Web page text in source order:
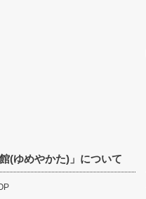
(ゆめやかた)」について